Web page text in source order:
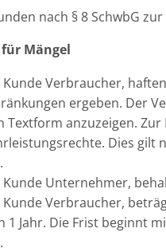
nach § 8 SchwbG
Mängel
Kunde Verbraucher,
ergeben. Der
Textform anzuzeigen.
Dies gilt
Kunde Unternehmer,
Kunde Verbraucher,
1 Jahr. Die Frist beginnt